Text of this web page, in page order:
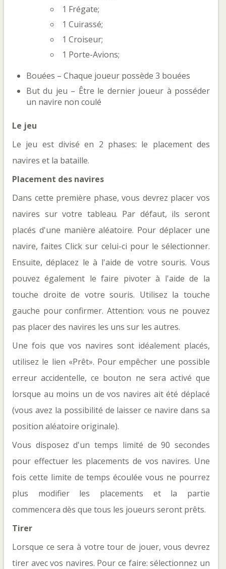
1 Frégate;
1 Cuirassé;
1 Croiseur;
1 Porte-Avions;
Bouées – Chaque joueur possède 3 bouées
But du jeu – Être le dernier joueur à posséder
un navire non coulé
Le jeu
Le jeu est divisé en 2 phases: le placement des
navires et la bataille.
Placement des navires
Dans cette première phase, vous devrez placer vos
navires sur votre tableau. Par défaut, ils seront
placés d'une manière aléatoire. Pour déplacer une
navire, faites Click sur celui-ci pour le sélectionner.
Ensuite, déplacez le à l'aide de votre souris. Vous
pouvez également le faire pivoter à l'aide de la
touche droite de votre souris. Utilisez la touche
gauche pour confirmer. Attention: vous ne pouvez
pas placer des navires les uns sur les autres.
Une fois que vos navires sont idéalement placés,
utilisez le lien «Prêt». Pour empêcher une possible
erreur accidentelle, ce bouton ne sera activé que
lorsque au moins un de vos navires ait été déplacé
(vous avez la possibilité de laisser ce navire dans sa
position aléatoire originale).
Vous disposez d'un temps limité de 90 secondes
pour effectuer les placements de vos navires. Une
fois cette limite de temps écoulée vous ne pourrez
plus modifier les placements et la partie
commencera dès que tous les joueurs seront prêts.
Tirer
Lorsque ce sera à votre tour de jouer, vous devrez
tirer avec vos navires. Pour ce faire: sélectionnez un